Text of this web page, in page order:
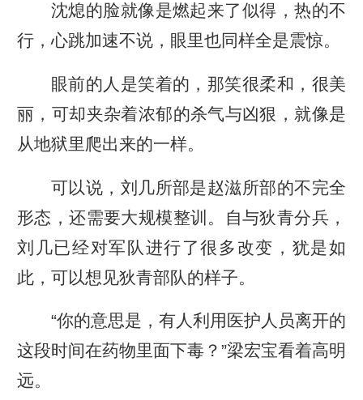
沈熄的脸就像是燃起来了似得，热的不
行，心跳加速不说，眼里也同样全是震惊。
眼前的人是笑着的，那笑很柔和，很美
丽，可却夹杂着浓郁的杀气与凶狠，就像是
从地狱里爬出来的一样。
可以说，刘几所部是赵滋所部的不完全
形态，还需要大规模整训。自与狄青分兵，
刘几已经对军队进行了很多改变，犹是如
此，可以想见狄青部队的样子。
“你的意思是，有人利用医护人员离开的
这段时间在药物里面下毒？”梁宏宝看着高明
远。